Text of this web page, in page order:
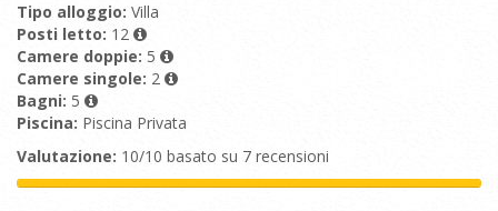
Tipo alloggio: Villa
Posti letto: 12
Camere doppie: 5
Camere singole: 2
Bagni: 5
Piscina: Piscina Privata
Valutazione: 10/10 basato su 7 recensioni